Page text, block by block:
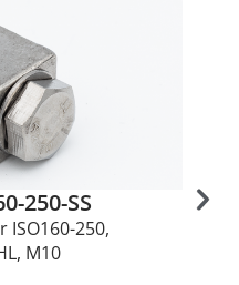
250-SS
ISO160-250,
M10